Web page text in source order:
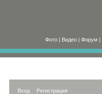
Фото | Видео | Форум |
Вход Регистрация